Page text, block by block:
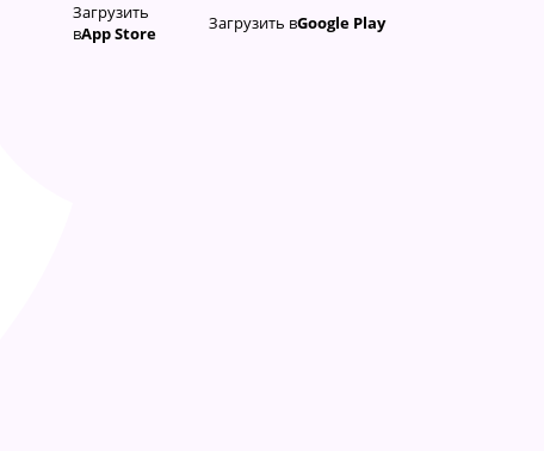
Загрузить
вApp Store Загрузить вGoogle Play